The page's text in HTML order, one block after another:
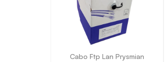
Cabo Ftp Lan Prysmian